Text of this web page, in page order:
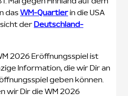
das WM-Quartierin die USA
der Deutschland-
2026 Eröffnungsspiel ist
Information, die wir Dir an
geben können.
wir Dir die WM 2026